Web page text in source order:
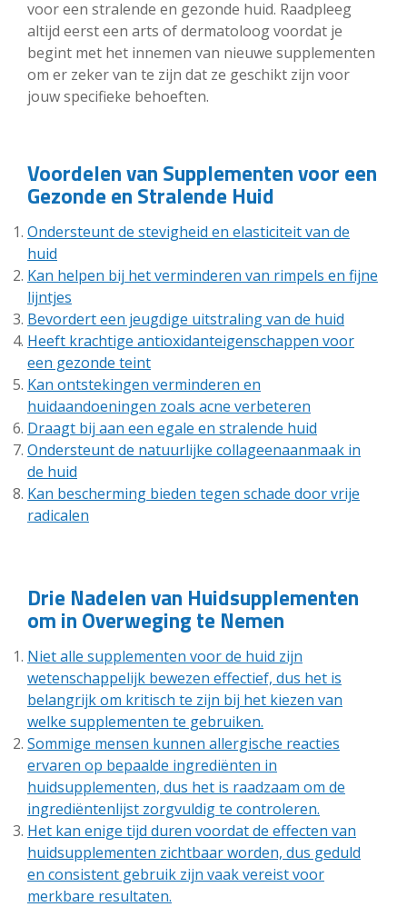
voor een stralende en gezonde huid. Raadpleeg
altijd eerst een arts of dermatoloog voordat je
begint met het innemen van nieuwe supplementen
om er zeker van te zijn dat ze geschikt zijn voor
jouw specifieke behoeften.
Voordelen van Supplementen voor een
Gezonde en Stralende Huid
Ondersteunt de stevigheid en elasticiteit van de
huid
Kan helpen bij het verminderen van rimpels en fijne
lijntjes
Bevordert een jeugdige uitstraling van de huid
Heeft krachtige antioxidanteigenschappen voor
een gezonde teint
Kan ontstekingen verminderen en
huidaandoeningen zoals acne verbeteren
Draagt bij aan een egale en stralende huid
Ondersteunt de natuurlijke collageenaanmaak in
de huid
Kan bescherming bieden tegen schade door vrije
radicalen
Drie Nadelen van Huidsupplementen
om in Overweging te Nemen
Niet alle supplementen voor de huid zijn
wetenschappelijk bewezen effectief, dus het is
belangrijk om kritisch te zijn bij het kiezen van
welke supplementen te gebruiken.
Sommige mensen kunnen allergische reacties
ervaren op bepaalde ingrediënten in
huidsupplementen, dus het is raadzaam om de
ingrediëntenlijst zorgvuldig te controleren.
Het kan enige tijd duren voordat de effecten van
huidsupplementen zichtbaar worden, dus geduld
en consistent gebruik zijn vaak vereist voor
merkbare resultaten.